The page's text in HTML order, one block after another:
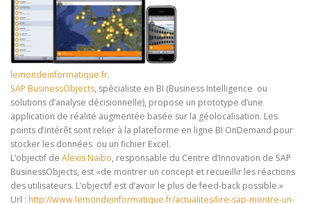
lemondeinformatique.fr.
SAP BusinessObjects, spécialiste en BI (Business Intelligence ou
solutions d’analyse décisionnelle), propose un prototype d’une
application de réalité augmentée basée sur la géolocalisation. Les
points d’intérêt sont relier à la plateforme en ligne BI OnDemand pour
stocker les données ou un fichier Excel.
L’objectif de Alexis Naïbo, responsable du Centre d’Innovation de SAP
BusinessObjects, est «de montrer un concept et recueillir les réactions
des utilisateurs. L’objectif est d’avoir le plus de feed-back possible.»
Url : http://www.lemondeinformatique.fr/actualites/lire-sap-montre-un-